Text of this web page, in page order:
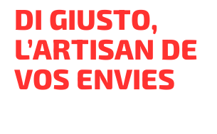
DI GIUSTO,
L’ARTISAN DE
VOS ENVIES